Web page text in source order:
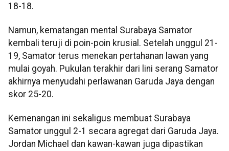
18-18.
Namun, kematangan mental Surabaya Samator
kembali teruji di poin-poin krusial. Setelah unggul 21-
19, Samator terus menekan pertahanan lawan yang
mulai goyah. Pukulan terakhir dari lini serang Samator
akhirnya menyudahi perlawanan Garuda Jaya dengan
skor 25-20.
Kemenangan ini sekaligus membuat Surabaya
Samator unggul 2-1 secara agregat dari Garuda Jaya.
Jordan Michael dan kawan-kawan juga dipastikan